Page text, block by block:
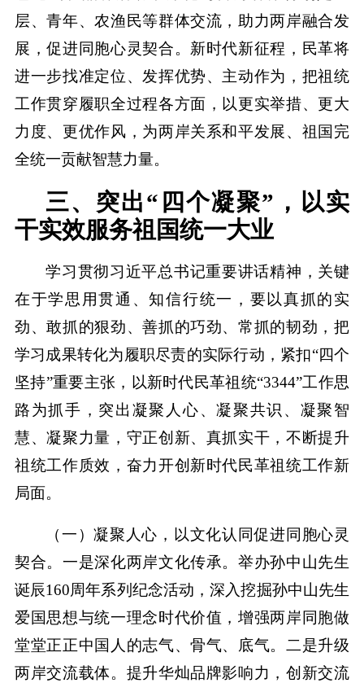
层、青年、农渔民等群体交流，助力两岸融合发
展，促进同胞心灵契合。新时代新征程，民革将
进一步找准定位、发挥优势、主动作为，把祖统
工作贯穿履职全过程各方面，以更实举措、更大
力度、更优作风，为两岸关系和平发展、祖国完
全统一贡献智慧力量。
三、突出“四个凝聚”，以实
干实效服务祖国统一大业
学习贯彻习近平总书记重要讲话精神，关键
在于学思用贯通、知信行统一，要以真抓的实
劲、敢抓的狠劲、善抓的巧劲、常抓的韧劲，把
学习成果转化为履职尽责的实际行动，紧扣“四个
坚持”重要主张，以新时代民革祖统“3344”工作思
路为抓手，突出凝聚人心、凝聚共识、凝聚智
慧、凝聚力量，守正创新、真抓实干，不断提升
祖统工作质效，奋力开创新时代民革祖统工作新
局面。
（一）凝聚人心，以文化认同促进同胞心灵
契合。一是深化两岸文化传承。举办孙中山先生
诞辰160周年系列纪念活动，深入挖掘孙中山先生
爱国思想与统一理念时代价值，增强两岸同胞做
堂堂正正中国人的志气、骨气、底气。二是升级
两岸交流载体。提升华灿品牌影响力，创新交流